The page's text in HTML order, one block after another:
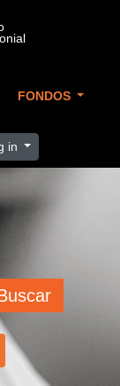
FONDOS
in